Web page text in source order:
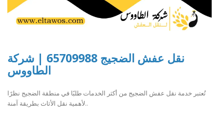
نقل عفش الضجيج 65709988 | شركة
الطاووس
تُعتبر خدمة نقل عفش الضجيج من أكثر الخدمات طلبًا في منطقة الضجيج نظرًا
لأهمية نقل الأثاث بطريقة آمنة..